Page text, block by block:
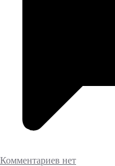
Комментариев нет